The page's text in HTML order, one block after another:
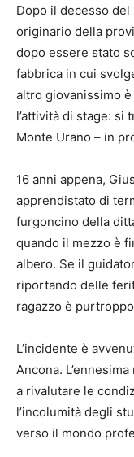
Dopo il decesso
originario della
dopo essere stato
fabbrica in cui
altro giovanissimo
l’attività di stage: si
Monte Urano – in
16 anni appena,
apprendistato di
furgoncino della
quando il mezzo è
albero. Se il
riportando delle
ragazzo è
L’incidente è
Ancona.
a rivalutare le
l’incolumità degli
verso il mondo